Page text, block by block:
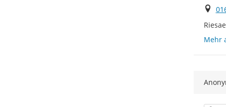
Ort
Mehr